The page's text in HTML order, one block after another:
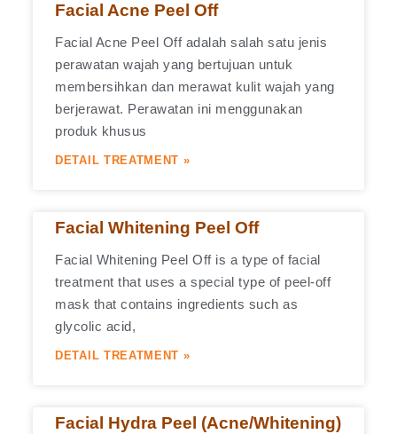
Facial Acne Peel Off
Facial Acne Peel Off adalah salah satu jenis
perawatan wajah yang bertujuan untuk
membersihkan dan merawat kulit wajah yang
berjerawat. Perawatan ini menggunakan
produk khusus
DETAIL TREATMENT »
Facial Whitening Peel Off
Facial Whitening Peel Off is a type of facial
treatment that uses a special type of peel-off
mask that contains ingredients such as
glycolic acid,
DETAIL TREATMENT »
Facial Hydra Peel (Acne/Whitening)